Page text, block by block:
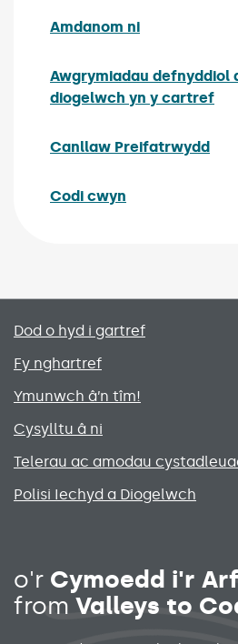
Amdanom ni
Awgrymiadau defnyddiol
diogelwch yn y cartref
Canllaw Preifatrwydd
Codi cwyn
Primary footer menu
Dod o hyd i gartref
Fy nghartref
Ymunwch â’n tîm!
Cysylltu â ni
Telerau ac amodau
Polisi Iechyd a Diogelwch
o'r Cymoedd i'r
from Valleys to